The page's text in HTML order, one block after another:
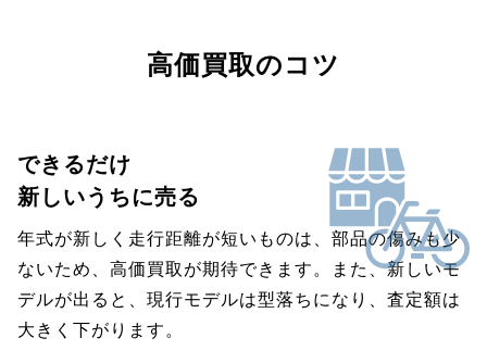
高価買取のコツ
できるだけ
新しいうちに売る
年式が新しく走行距離が短いものは、部品の傷みも少
ないため、高価買取が期待できます。また、新しいモ
デルが出ると、現行モデルは型落ちになり、査定額は
大きく下がります。